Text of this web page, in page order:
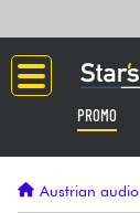
PROMO
Austrian audio